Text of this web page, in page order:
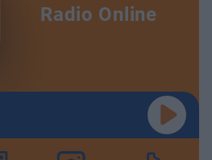
Radio Online